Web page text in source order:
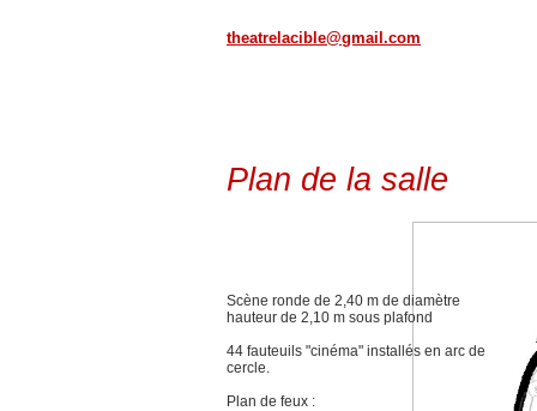
Plan de la salle
theatrelacible@gmail.com
Scène ronde de 2,40 m de diamètre
hauteur de 2,10 m sous plafond
44 fauteuils "cinéma" installés en arc de
cercle.
Plan de feux :